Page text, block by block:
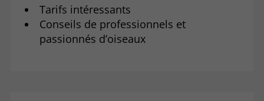
Tarifs intéressants
Conseils de professionnels et
passionnés d’oiseaux